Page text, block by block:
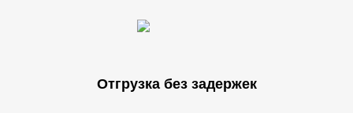
Отгрузка без задержек